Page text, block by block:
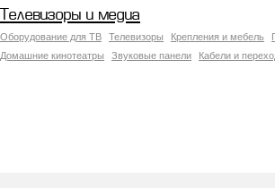
Телевизоры и медиа
Оборудование для ТВ Телевизоры Крепления и мебель
Домашние кинотеатры
Звуковые панели Кабели и